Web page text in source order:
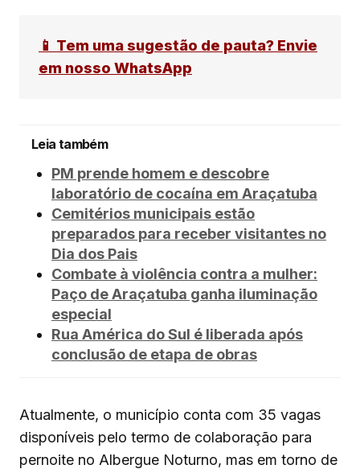
📱 Tem uma sugestão de pauta? Envie
em nosso WhatsApp
Leia também
PM prende homem e descobre
laboratório de cocaína em Araçatuba
Cemitérios municipais estão
preparados para receber visitantes no
Dia dos Pais
Combate à violência contra a mulher:
Paço de Araçatuba ganha iluminação
especial
Rua América do Sul é liberada após
conclusão de etapa de obras
Atualmente, o município conta com 35 vagas
disponíveis pelo termo de colaboração para
pernoite no Albergue Noturno, mas em torno de